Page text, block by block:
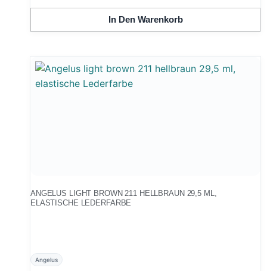
In Den Warenkorb
ANGELUS LIGHT BROWN 211 HELLBRAUN 29,5 ML,
ELASTISCHE LEDERFARBE
Angelus